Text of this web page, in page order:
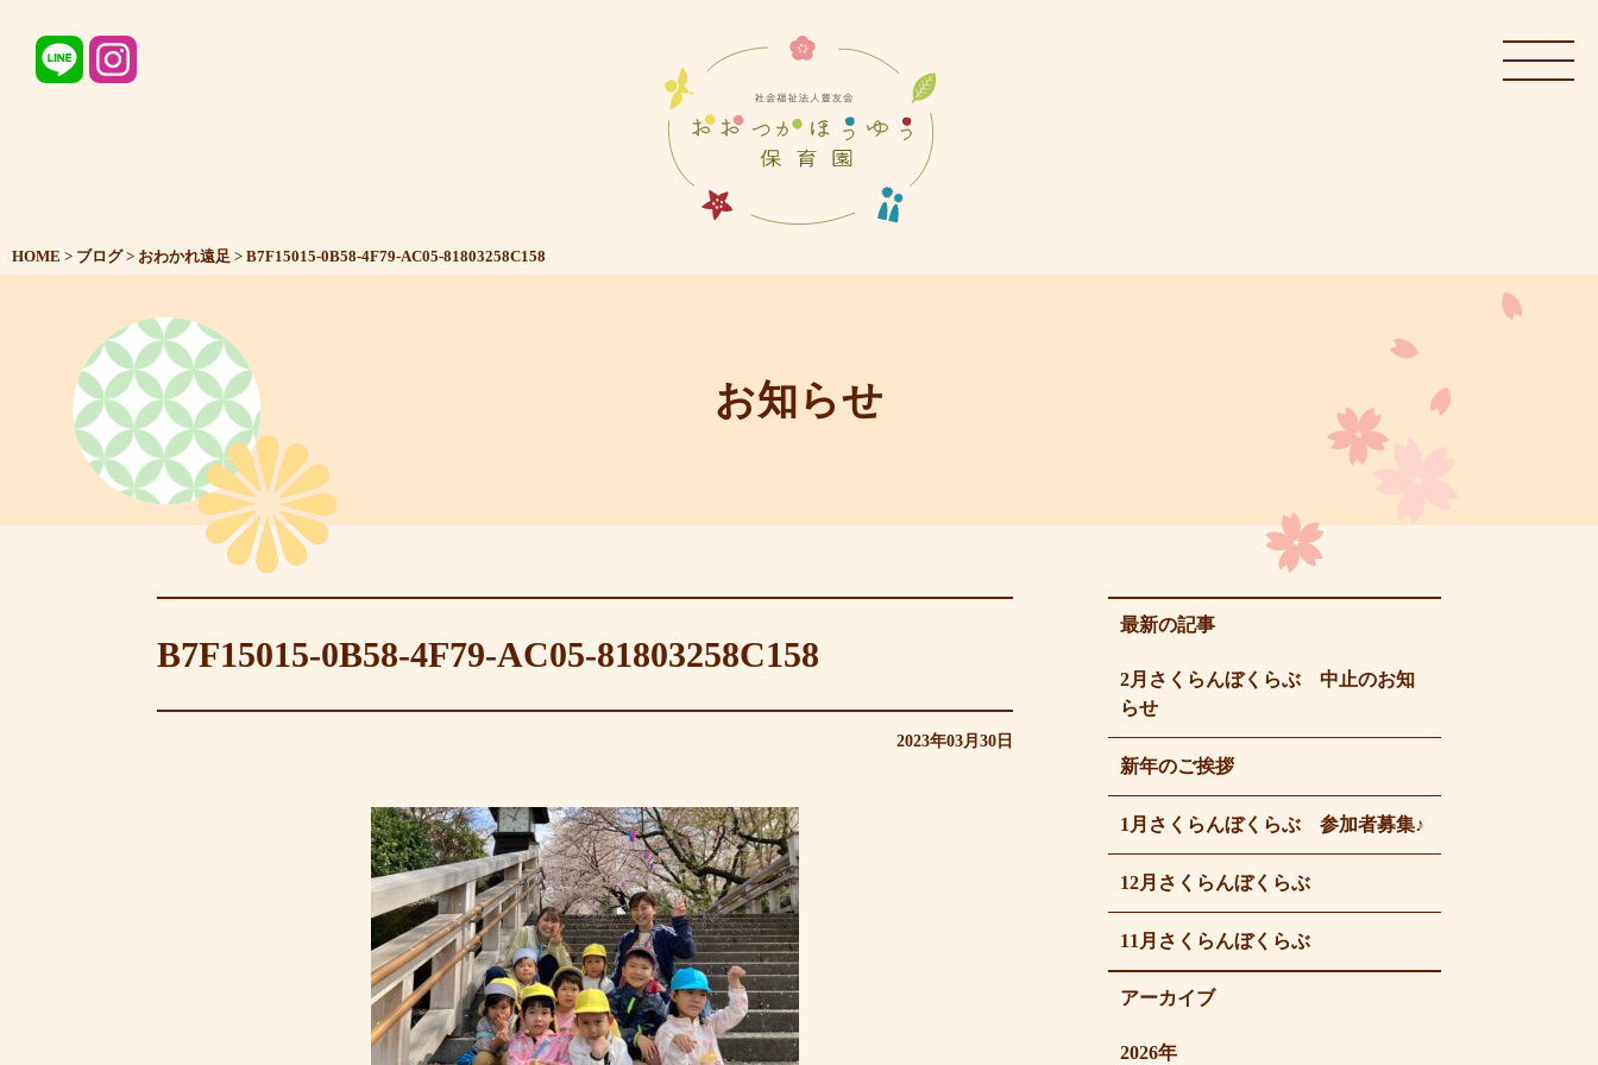
HOME > ブログ> おわかれ遠足 > B7F15015-0B58-4F79-AC05-81803258C158
お知らせ
B7F15015-0B58-4F79-AC05-81803258C158
2023年03月30日
最新の記事
2月さくらんぼくらぶ 中止のお知
らせ
新年のご挨拶
1月さくらんぼくらぶ 参加者募集♪
12月さくらんぼくらぶ
11月さくらんぼくらぶ
アーカイブ
2026年